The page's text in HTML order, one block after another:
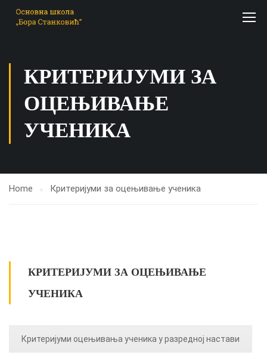
КРИТЕРИЈУМИ ЗА
ОЦЕЊИВАЊЕ
УЧЕНИКА
Home Критеријуми за оцењивање ученика
КРИТЕРИЈУМИ ЗА ОЦЕЊИВАЊЕ
УЧЕНИКА
Критеријуми оцењивања ученика у разредној настави